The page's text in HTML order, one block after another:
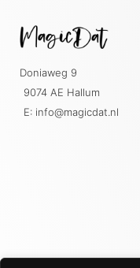
Doniaweg 9
9074 AE Hallum
E: info@magicdat.nl